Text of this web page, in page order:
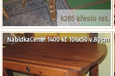
k265 křeslo rat.
NabídkaCena: 1400 kč 106x50 v.80cm